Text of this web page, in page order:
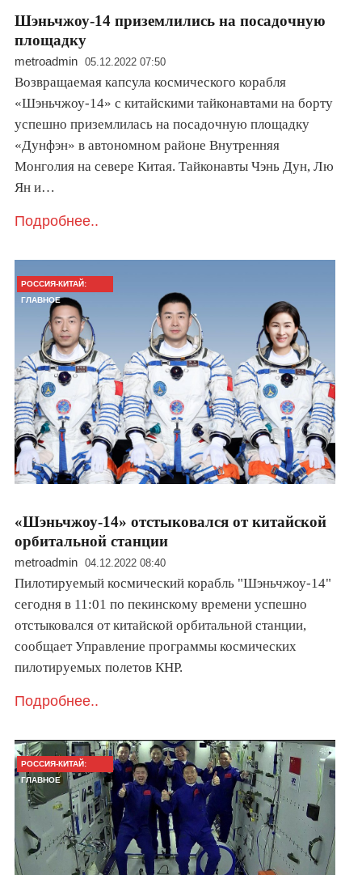
Шэньчжоу-14 приземлились на посадочную
площадку
metroadmin 05.12.2022 07:50
Возвращаемая капсула космического корабля
«Шэньчжоу-14» с китайскими тайконавтами на борту
успешно приземлилась на посадочную площадку
«Дунфэн» в автономном районе Внутренняя
Монголия на севере Китая. Тайконавты Чэнь Дун, Лю
Ян и…
Подробнее..
РОССИЯ-КИТАЙ:
ГЛАВНОЕ
«Шэньчжоу-14» отстыковался от китайской
орбитальной станции
metroadmin 04.12.2022 08:40
Пилотируемый космический корабль "Шэньчжоу-14"
сегодня в 11:01 по пекинскому времени успешно
отстыковался от китайской орбитальной станции,
сообщает Управление программы космических
пилотируемых полетов КНР.
Подробнее..
РОССИЯ-КИТАЙ:
ГЛАВНОЕ